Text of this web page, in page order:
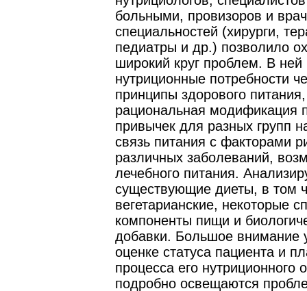
больными, провизоров и
специальностей (хирурги,
педиатры и др.) позволило
широкий круг проблем. В
нутриционные потребности
принципы здорового питания,
рациональная модификация
привычек для разных групп
связь питания с факторами
различных заболеваний,
лечебного питания.
существующие диеты, в том
вегетарианские, некоторые
компоненты пищи и
добавки. Большое внимание
оценке статуса пациента и
процесса его нутриционного
подробно освещаются